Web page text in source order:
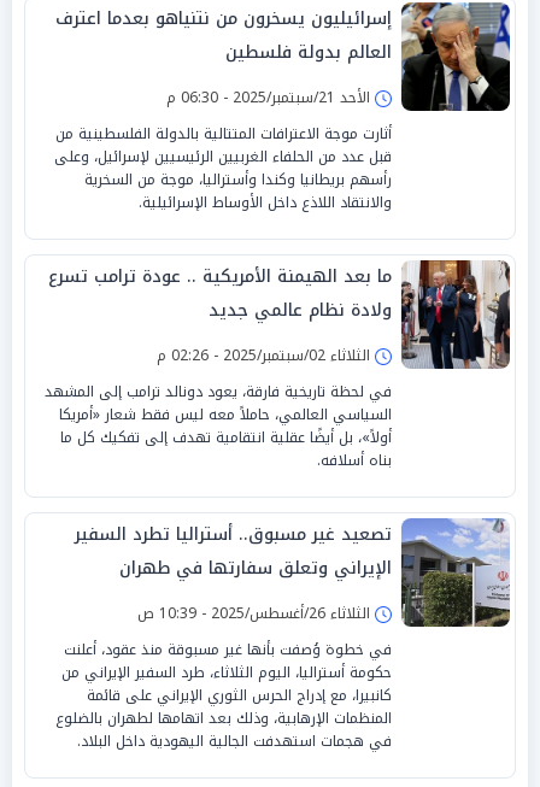
إسرائيليون يسخرون من نتنياهو بعدما اعترف
العالم بدولة فلسطين
الأحد 21/سبتمبر/2025 - 06:30 م
أثارت موجة الاعترافات المتتالية بالدولة الفلسطينية من
قبل عدد من الحلفاء الغربيين الرئيسيين لإسرائيل، وعلى
رأسهم بريطانيا وكندا وأستراليا، موجة من السخرية
والانتقاد اللاذع داخل الأوساط الإسرائيلية.
ما بعد الهيمنة الأمريكية .. عودة ترامب تسرع
ولادة نظام عالمي جديد
الثلاثاء 02/سبتمبر/2025 - 02:26 م
في لحظة تاريخية فارقة، يعود دونالد ترامب إلى المشهد
السياسي العالمي، حاملاً معه ليس فقط شعار «أمريكا
أولاً»، بل أيضًا عقلية انتقامية تهدف إلى تفكيك كل ما
بناه أسلافه.
تصعيد غير مسبوق.. أستراليا تطرد السفير
الإيراني وتعلق سفارتها في طهران
الثلاثاء 26/أغسطس/2025 - 10:39 ص
في خطوة وُصفت بأنها غير مسبوقة منذ عقود، أعلنت
حكومة أستراليا، اليوم الثلاثاء، طرد السفير الإيراني من
كانبيرا، مع إدراج الحرس الثوري الإيراني على قائمة
المنظمات الإرهابية، وذلك بعد اتهامها لطهران بالضلوع
في هجمات استهدفت الجالية اليهودية داخل البلاد.